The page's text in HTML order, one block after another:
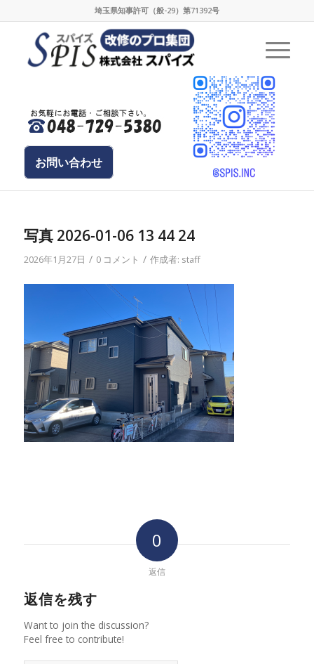
埼玉県知事許可（般-29）第71392号
お問い合わせ
写真 2026-01-06 13 44 24
2026年1月27日 / 0 コメント / 作成者: staff
0
返信
返信を残す
Want to join the discussion?
Feel free to contribute!